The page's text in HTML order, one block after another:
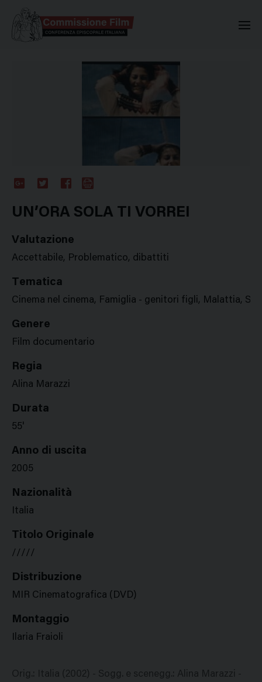
Plus
UN’ORA SOLA TI VORREI
Valutazione
Accettabile, Problematico, dibattiti
Tematica
Cinema nel cinema, Famiglia - genitori figli, Malattia,
Genere
Film documentario
Regia
Alina Marazzi
Durata
55'
Anno di uscita
2005
Nazionalità
Italia
Titolo Originale
/////
Distribuzione
MIR Cinematografica (DVD)
Montaggio
Ilaria Fraioli
Orig.: Italia (2002) - Sogg. e scenegg.: Alina Marazzi -